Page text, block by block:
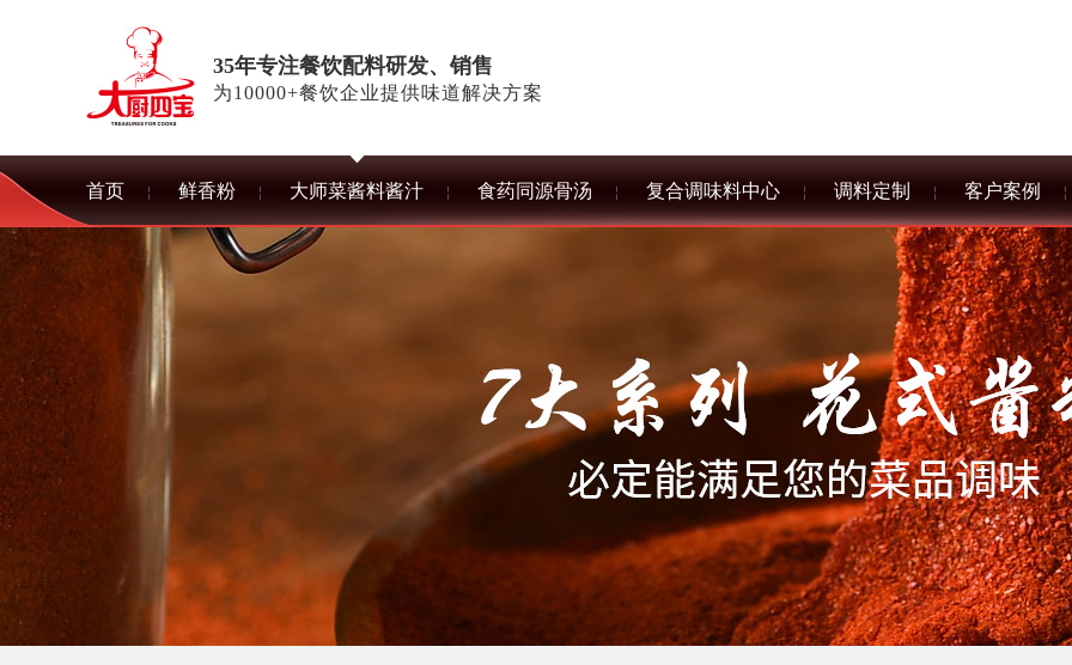
35年专注餐饮配料研发、销售
为10000+餐饮企业提供味道解决方案
首页 鲜香粉 大师菜酱料酱汁 食药同源骨汤 复合调味料中心 调料定制 客户案例